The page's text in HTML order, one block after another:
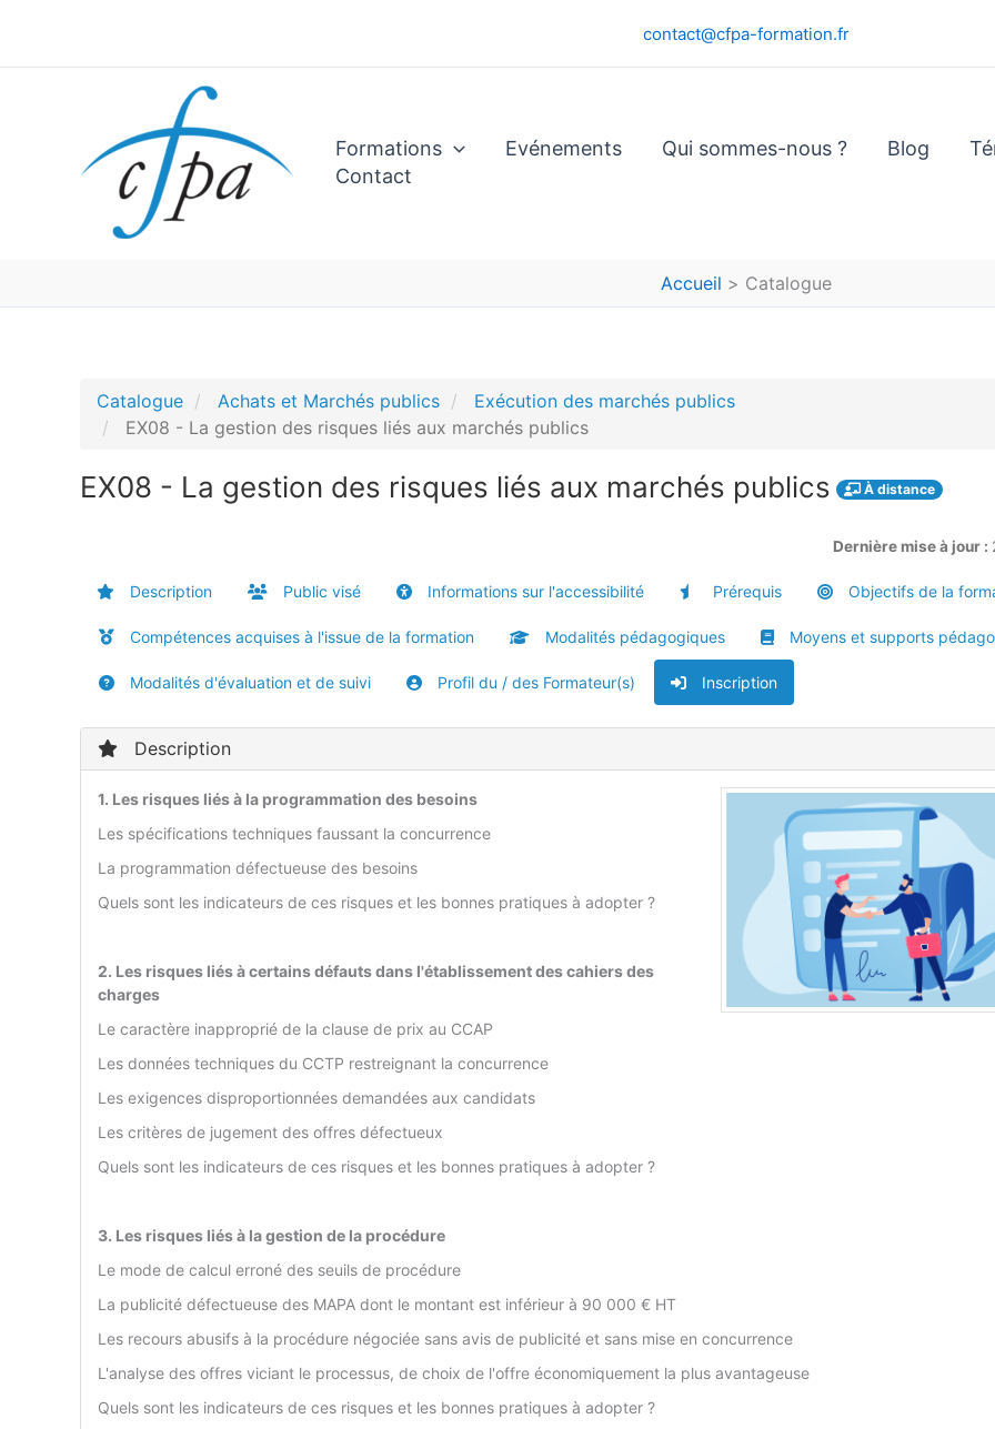
contact@cfpa-formation.fr
Formations Evénements Qui sommes-nous ? Blog
Contact
Accueil Catalogue
Catalogue Achats et Marchés publics
Exécution des marchés publics
EX08 - La gestion des risques liés aux marchés publics
EX08 - La gestion des risques liés aux marchés publics À distance
Dernière mise à jour :
Description Public visé Informations sur l'accessibilité Prérequis Objectifs de la
Compétences acquises à l'issue de la formation Modalités pédagogiques Moyens et supports
Modalités d'évaluation et de suivi Profil du / des Formateur(s) Inscription
Description
1. Les risques liés à la programmation des besoins
Les spécifications techniques faussant la concurrence
La programmation défectueuse des besoins
Quels sont les indicateurs de ces risques et les bonnes pratiques à adopter ?
2. Les risques liés à certains défauts dans l'établissement des cahiers des
charges
Le caractère inapproprié de la clause de prix au CCAP
Les données techniques du CCTP restreignant la concurrence
Les exigences disproportionnées demandées aux candidats
Les critères de jugement des offres défectueux
Quels sont les indicateurs de ces risques et les bonnes pratiques à adopter ?
3. Les risques liés à la gestion de la procédure
Le mode de calcul erroné des seuils de procédure
La publicité défectueuse des MAPA dont le montant est inférieur à 90 000 € HT
Les recours abusifs à la procédure négociée sans avis de publicité et sans mise en concurrence
L'analyse des offres viciant le processus, de choix de l'offre économiquement la plus avantageuse
Quels sont les indicateurs de ces risques et les bonnes pratiques à adopter ?